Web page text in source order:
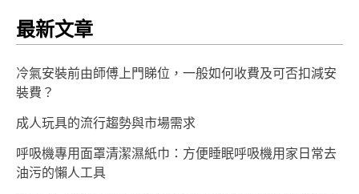
最新文章
冷氣安裝前由師傅上門睇位，一般如何收費及可否扣減安
裝費？
成人玩具的流行趨勢與市場需求
呼吸機專用面罩清潔濕紙巾：方便睡眠呼吸機用家日常去
油污的懶人工具